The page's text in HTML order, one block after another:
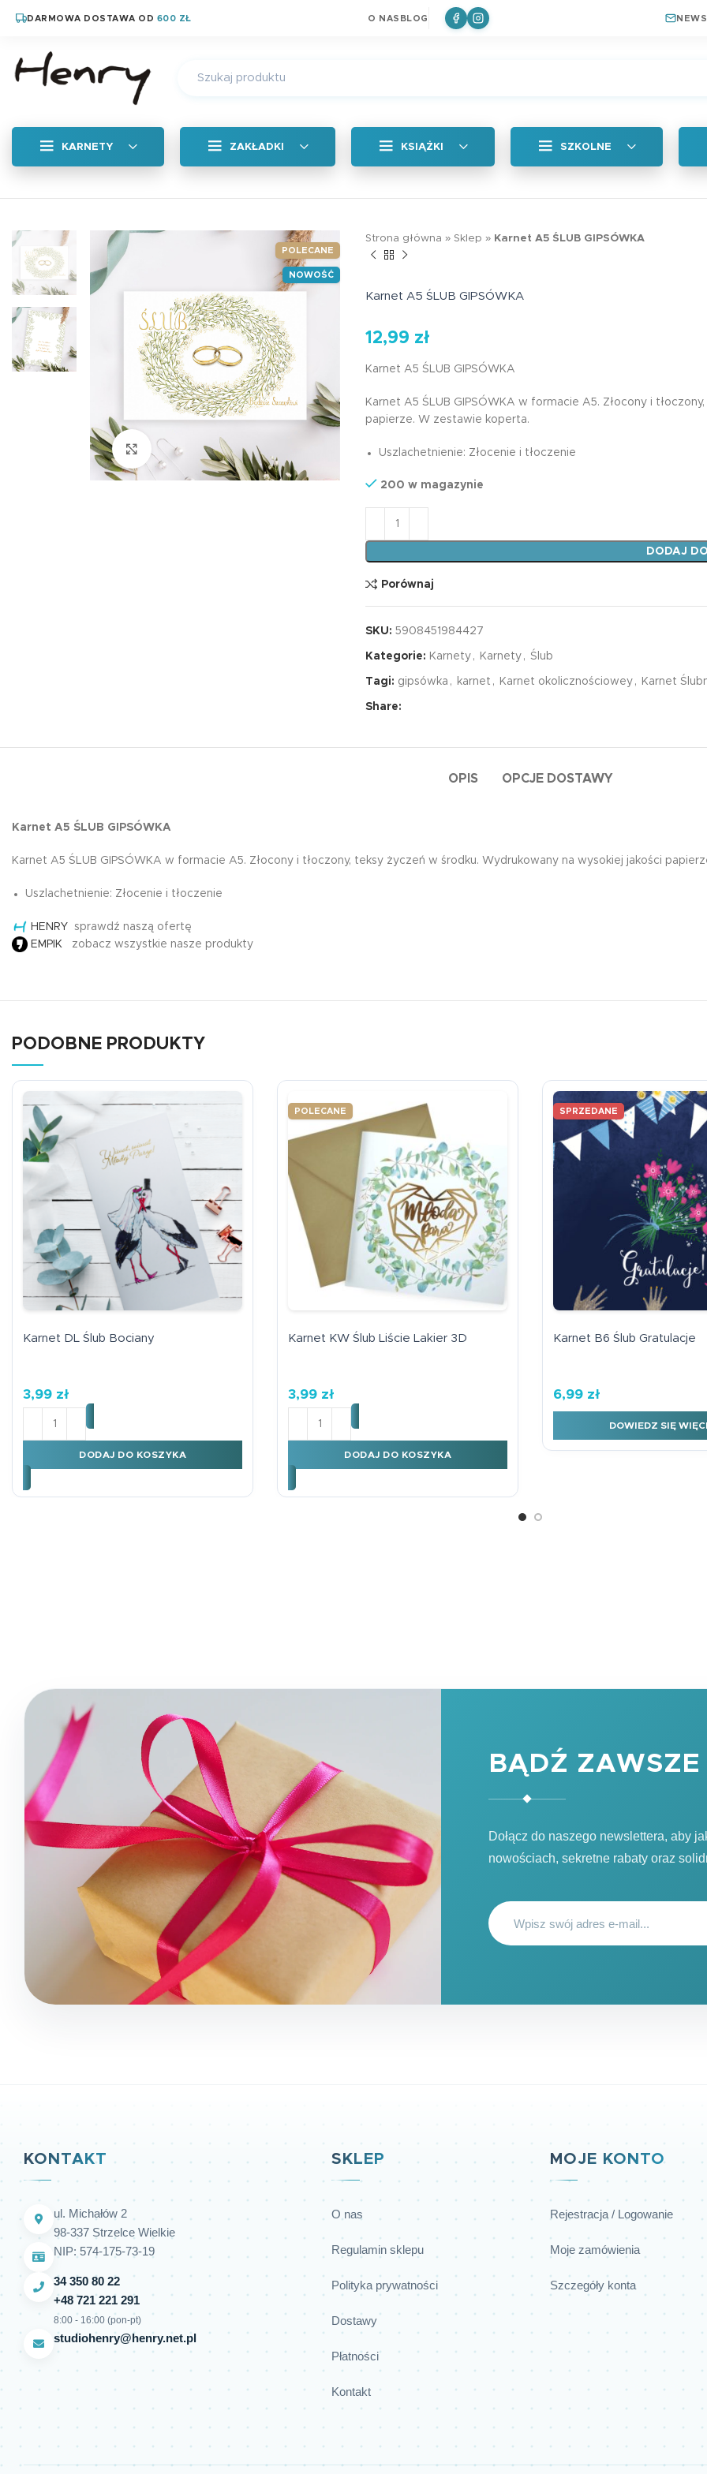
DARMOWA DOSTAWA OD 600 ZŁ O NAS BLOG
KARNETY ZAKŁADKI
Zakładka zapachowa
Magnetyczne zakładki do książek
Zakładka tradycyjna
Zakładka
Królik
7,99zł
KSIĄŻKI SZKOLNE
Karty EDU
POLECANE
NOWOŚĆ
Kliknij aby powiększyć
Strona główna » Sklep » Karnet A5 ŚLUB GIPSÓWKA
Karnet A5 ŚLUB GIPSÓWKA
12,99 zł
Karnet A5 ŚLUB GIPSÓWKA
Karnet A5 ŚLUB GIPSÓWKA w formacie A5. Złocony i
papierze. W zestawie koperta.
Uszlachetnienie: Złocenie i tłoczenie
200 w magazynie
ilość Karnet A5 ŚLUB GIPSÓWKA
DODAJ
Porównaj
SKU: 5908451984427
Kategorie: Karnety , Karnety , Ślub
Tagi: gipsówka , karnet , Karnet okolicznościowey , Karnet
Share:
OPIS OPCJE DOSTAWY
Karnet A5 ŚLUB GIPSÓWKA
Karnet A5 ŚLUB GIPSÓWKA w formacie A5. Złocony i tłoczony, teksy życzeń w środku. Wydrukowany na wysokiej jakości
Uszlachetnienie: Złocenie i tłoczenie
HENRY sprawdź naszą ofertę
EMPIK zobacz wszystkie nasze produkty
PODOBNE PRODUKTY
Karnet DL Ślub Bociany
3,99 zł
ilość Karnet DL Ślub Bociany
DODAJ DO KOSZYKA
POLECANE
Karnet KW Ślub Liście Lakier 3D
3,99 zł
ilość Karnet KW Ślub Liście Lakier 3D
DODAJ DO KOSZYKA
SPRZEDANE
Karnet B6 Ślub Gratulacje
6,99 zł
DOWIEDZ SIĘ
BĄDŹ
Dołącz do naszego newslettera, aby
nowościach, sekretne rabaty oraz
KONTAKT
ul. Michałów 2
98-337 Strzelce Wielkie
NIP: 574-175-73-19
34 350 80 22
+48 721 221 291
8:00 - 16:00 (pon-pt)
studiohenry@henry.net.pl
SKLEP
O nas
Regulamin sklepu
Polityka prywatności
Dostawy
Płatności
Kontakt
MOJE KONTO
Rejestracja / Logowanie
Moje zamówienia
Szczegóły konta